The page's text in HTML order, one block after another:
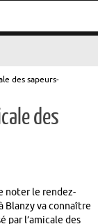
des sapeurs-
des
noter le rendez-
Blanzy va connaître
par l’amicale des